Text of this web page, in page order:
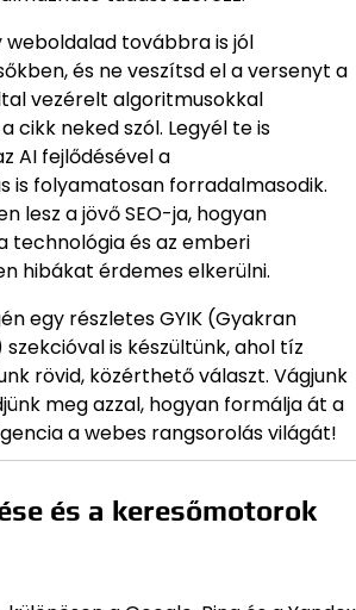
weboldalad továbbra is jól
és ne veszítsd el a versenyt a
vezérelt algoritmusokkal
cikk neked szól. Legyél te is
AI fejlődésével a
is folyamatosan forradalmasodik.
lesz a jövő SEO-ja, hogyan
technológia és az emberi
hibákat érdemes elkerülni.
egy részletes GYIK (Gyakran
is készültünk, ahol tíz
rövid, közérthető választ. Vágjunk
meg azzal, hogyan formálja át a
a webes rangsorolás világát!
és a keresőmotorok